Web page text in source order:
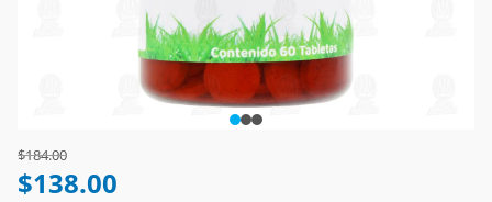
Price reduced from
$184.00to
$138.00